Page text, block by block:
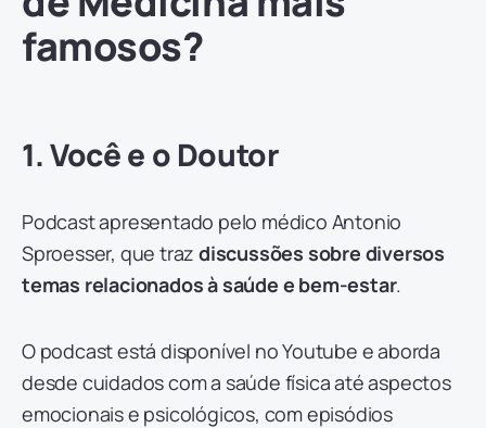
famosos?
1. Você e o Doutor
Podcast apresentado pelo médico Antonio
Sproesser, que trazdiscussões sobre diversos
temas relacionados à saúde e bem-estar.
O podcast está disponível no Youtube e aborda
desde cuidados com a saúde física até aspectos
emocionais e psicológicos, com episódios